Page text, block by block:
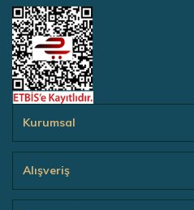
Kurumsal
Alışveriş